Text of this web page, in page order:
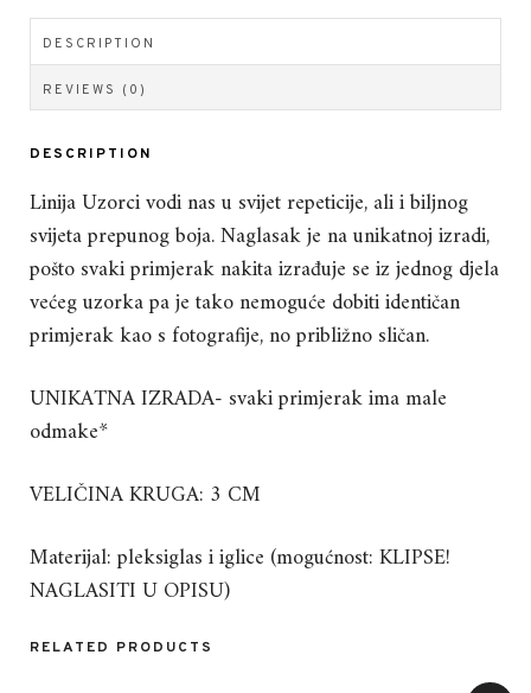
DESCRIPTION
REVIEWS (0)
DESCRIPTION
Linija Uzorci vodi nas u svijet repeticije, ali i biljnog
svijeta prepunog boja. Naglasak je na unikatnoj izradi,
pošto svaki primjerak nakita izrađuje se iz jednog djela
većeg uzorka pa je tako nemoguće dobiti identičan
primjerak kao s fotografije, no približno sličan.
UNIKATNA IZRADA- svaki primjerak ima male
odmake*
VELIČINA KRUGA: 3 CM
Materijal: pleksiglas i iglice (mogućnost: KLIPSE!
NAGLASITI U OPISU)
RELATED PRODUCTS